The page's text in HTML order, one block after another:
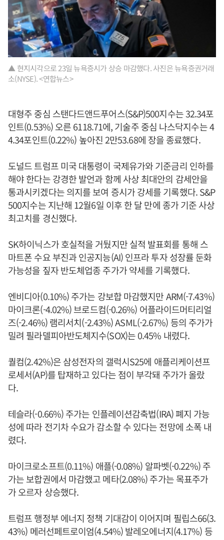
▲ 현지시각으로 23일 뉴욕증시가 상승 마감했다. 사진은 뉴욕증권거래
소(NYSE). <연합뉴스>
대형주 중심 스탠다드앤드푸어스(S&P)500지수는 32.34포
인트(0.53%) 오른 6118.71에, 기술주 중심 나스닥지수는 4
4.34포인트(0.22%) 높아진 2만53.68에 장을 종료했다.
도널드 트럼프 미국 대통령이 국제유가와 기준금리 인하를
해야 한다는 강경한 발언과 함께 사상 최대안의 감세안을
통과시키겠다는 의지를 보여 증시가 강세를 기록했다. S&P
500지수는 지난해 12월6일 이후 한 달 만에 종가 기준 사상
최고치를 경신했다.
SK하이닉스가 호실적을 거뒀지만 실적 발표회를 통해 스
마트폰 수요 부진과 인공지능(AI) 인프라 투자 성장률 둔화
가능성을 짚자 반도체업종 주가가 약세를 기록했다.
엔비디아(0.10%) 주가는 강보합 마감했지만 ARM(-7.43%)
마이크론(-4.02%) 브로드컴(-0.26%) 어플라이드머티리얼
즈(-2.46%) 램리서치(-2.43%) ASML(-2.67%) 등의 주가가
밀려 필라델피아반도체지수(SOX)는 0.45% 내렸다.
퀄컴(2.42%)은 삼성전자의 갤럭시S25에 애플리케이션프
로세서(AP)를 탑재하고 있다는 점이 부각돼 주가가 올랐
다.
테슬라(-0.66%) 주가는 인플레이션감축법(IRA) 폐지 가능
성에 따라 전기차 수요가 감소할 수 있다는 전망에 소폭 내
렸다.
마이크로소프트(0.11%) 애플(-0.08%) 알파벳(-0.22%) 주
가는 보합권에서 마감했고 메타(2.08%) 주가는 목표주가
가 오르자 상승했다.
트럼프 행정부 에너지 정책 기대감이 이어지며 필립스66(3.
43%) 메러선페트로이엄(4.54%) 발레오에너지(4.17%) 등